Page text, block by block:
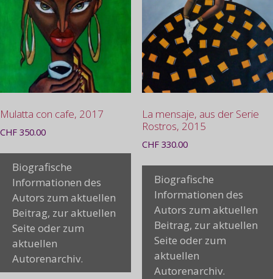
Mulatta con cafe, 2017
CHF 350.00
Biografische
Informationen des
Autors zum aktuellen
Beitrag, zur aktuellen
Seite oder zum
aktuellen
Autorenarchiv.
La mensaje, aus der Serie
Rostros, 2015
CHF330.00
Biografische
Informationen des
Autors zum aktuellen
Beitrag, zur aktuellen
Seite oder zum
aktuellen
Autorenarchiv.